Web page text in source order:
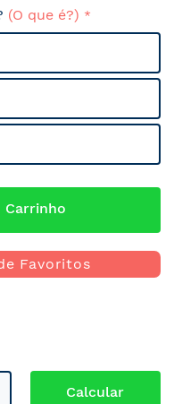
(O que é?)
Carrinho
Favoritos